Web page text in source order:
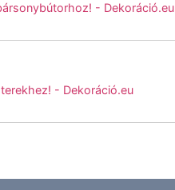
- Dekoráció.eu
- Dekoráció.eu